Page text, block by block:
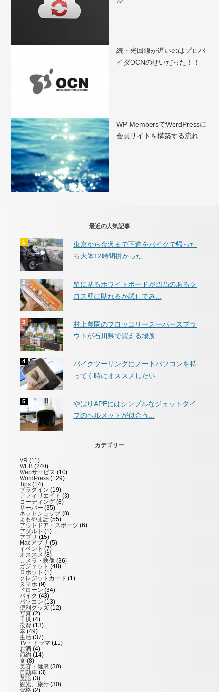
続・光回線が遅いのはプロバ
イダOCNのせいだった！！
WP-MembersでWordPressに
会員サイトを構築する流れ
最近の人気記事
東京から金沢まで下道をバイクで帰った
ら大体12時間掛かった
壁に貼るホワイトボードが凹凸のあるク
ロス壁に貼れるか試してみ...
村上農園のブロッコリースーパースプラ
ウトが石川県で買える場所...
バイクツーリングにノートパソコンを持
ってく時にオススメしたい...
やはりAPEにはシンプルなジェットタイ
プのヘルメットが似合う...
カテゴリー
VR (11)
WEB (240)
Webサービス (10)
WordPress (129)
Tips (14)
プラグイン (19)
アフィリエイト (3)
コーディング (8)
サーバー (35)
ネットショップ(8)
よもやま話 (55)
アウトドア・スポーツ (6)
アダルト (1)
アプリ (15)
Macアプリ (5)
イベント (7)
オススメ (8)
カメラ・映像 (36)
ガジェット (48)
ロボット (1)
クレジットカード (1)
スマホ (9)
ドローン (34)
バイク (43)
パソコン (13)
便利グッズ (12)
写真 (2)
子供 (4)
投資 (13)
本 (49)
生活 (37)
TV・ドラマ (11)
お酒 (4)
節約 (14)
食 (8)
美容・健康 (30)
自動車 (3)
英語 (3)
観光、旅行 (30)
資格 (2)